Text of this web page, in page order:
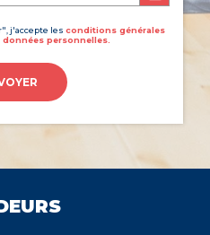
j'accepte les conditions générales
personnelles.